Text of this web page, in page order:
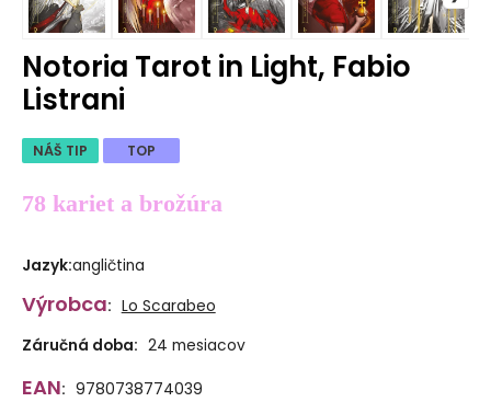
Notoria Tarot in Light, Fabio
Listrani
NÁŠ TIP TOP
78 kariet a brožúra
Jazyk:angličtina
Výrobca: Lo Scarabeo
Záručná doba: 24 mesiacov
EAN: 9780738774039